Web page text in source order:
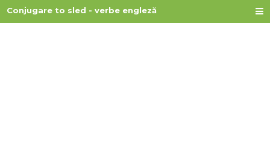
Conjugare to sled - verbe engleză